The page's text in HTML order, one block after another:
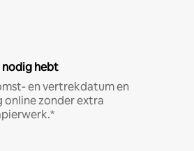
hebt
en vertrekdatum en
online zonder extra